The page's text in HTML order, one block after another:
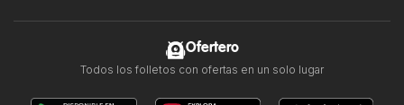
Ofertero
Todos los folletos con ofertas en un solo lugar